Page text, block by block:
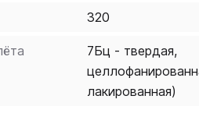
320
7Бц - твердая,
лакированная)